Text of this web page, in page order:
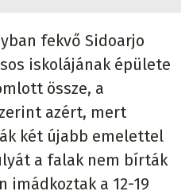
fekvő Sidoarjo
iskolájának épülete
össze, a
azért, mert
két újabb emelettel
a falak nem bírták
imádkoztak a 12-19